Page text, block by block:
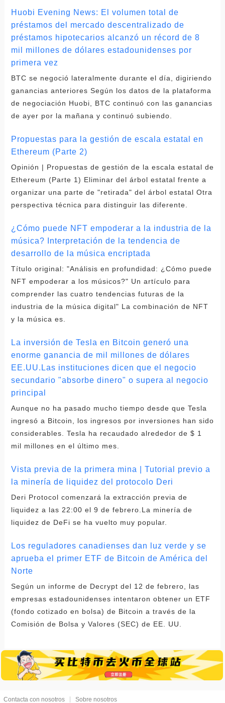
Huobi Evening News: El volumen total de
préstamos del mercado descentralizado de
préstamos hipotecarios alcanzó un récord de 8
mil millones de dólares estadounidenses por
primera vez
BTC se negoció lateralmente durante el día, digiriendo
ganancias anteriores Según los datos de la plataforma
de negociación Huobi, BTC continuó con las ganancias
de ayer por la mañana y continuó subiendo.
Propuestas para la gestión de escala estatal en
Ethereum (Parte 2)
Opinión | Propuestas de gestión de la escala estatal de
Ethereum (Parte 1) Eliminar del árbol estatal frente a
organizar una parte de "retirada" del árbol estatal Otra
perspectiva técnica para distinguir las diferente.
¿Cómo puede NFT empoderar a la industria de la
música? Interpretación de la tendencia de
desarrollo de la música encriptada
Título original: "Análisis en profundidad: ¿Cómo puede
NFT empoderar a los músicos?" Un artículo para
comprender las cuatro tendencias futuras de la
industria de la música digital" La combinación de NFT
y la música es.
La inversión de Tesla en Bitcoin generó una
enorme ganancia de mil millones de dólares
EE.UU.Las instituciones dicen que el negocio
secundario "absorbe dinero" o supera al negocio
principal
Aunque no ha pasado mucho tiempo desde que Tesla
ingresó a Bitcoin, los ingresos por inversiones han sido
considerables. Tesla ha recaudado alrededor de $ 1
mil millones en el último mes.
Vista previa de la primera mina | Tutorial previo a
la minería de liquidez del protocolo Deri
Deri Protocol comenzará la extracción previa de
liquidez a las 22:00 el 9 de febrero.La minería de
liquidez de DeFi se ha vuelto muy popular.
Los reguladores canadienses dan luz verde y se
aprueba el primer ETF de Bitcoin de América del
Norte
Según un informe de Decrypt del 12 de febrero, las
empresas estadounidenses intentaron obtener un ETF
(fondo cotizado en bolsa) de Bitcoin a través de la
Comisión de Bolsa y Valores (SEC) de EE. UU.
Contacta con nosotros Sobre nosotros